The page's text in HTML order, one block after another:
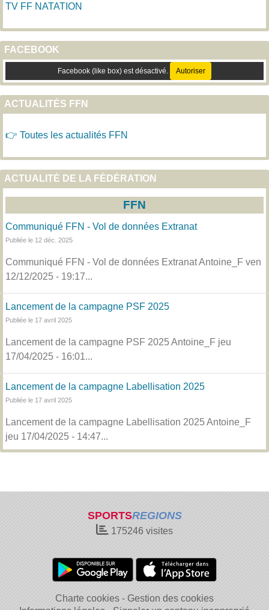
TV FF NATATION
FACEBOOK
Facebook (like box) est désactivé. Autoriser
ACTUALITÉS FFN
👉 Toutes les actualités FFN
ACTUALITÉ DE LA FÉDÉRATION
FFN
Communiqué FFN - Vol de données Extranat
Publiée le 12 déc. 2025
Communiqué FFN - Vol de données Extranat Antoine_F ven
12/12/2025 - 19:17...
Lancement de la campagne PSF 2025
Publiée le 17 avril 2025
Lancement de la campagne PSF 2025 Antoine_F jeu
17/04/2025 - 16:01...
Lancement de la campagne Labellisation 2025
Publiée le 17 avril 2025
Lancement de la campagne Labellisation 2025 Antoine_F
jeu 17/04/2025 - 14:47...
SPORTSREGIONS
175246 visites
Charte cookies
Gestion des cookies